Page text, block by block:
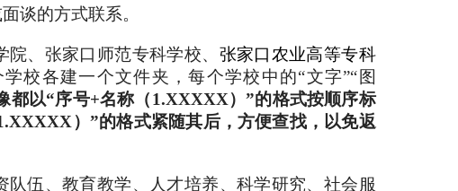
谈的方式联系。
院、张家口师范专科学校、 张家口农业高等专科
校各建一个文件夹，每个学校中的“文字”“图
都以“序号+名称（1.XXXXX）”的格式按顺序标
）”的格式紧随其后，方便查找，以免返
伍、教育教学、人才培养、科学研究、社会服